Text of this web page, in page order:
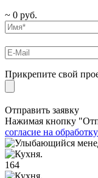
~ 0 руб.
Прикрепите свой
Отправить заявку
Нажимая кнопку
согласие на
164